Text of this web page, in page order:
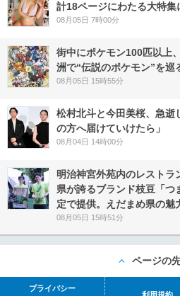
計18ページにわたる大特集
08月05日 7時00分
街中にポケモン100匹以
洲で“伝説のポケモン”を巡
08月05日 15時55分
松村北斗と今田美桜、急逝
の方へ届けていけたら」
08月04日 14時00分
明治神宮外苑内のレストラ
県が誇るブランド枝豆「つ
定で提供。えだまめ県の魅
08月05日 15時51分
ページの
プライバシー